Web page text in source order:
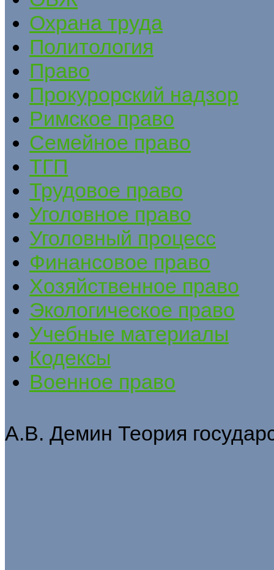
Охрана труда
Политология
Право
Прокурорский надзор
Римское право
Семейное право
ТГП
Трудовое право
Уголовное право
Уголовный процесс
Финансовое право
Хозяйственное право
Экологическое право
Учебные материалы
Кодексы
Военное право
А.В. Демин Теория